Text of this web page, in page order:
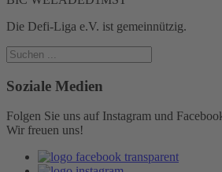
Die Defi-Liga e.V. ist gemeinnützig.
Soziale Medien
Folgen Sie uns auf Instagram und
Wir freuen uns!